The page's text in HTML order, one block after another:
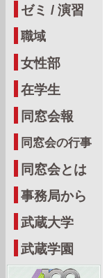
ゼミ / 演習
職域
女性部
在学生
同窓会報
同窓会の行事
同窓会とは
事務局から
武蔵大学
武蔵学園